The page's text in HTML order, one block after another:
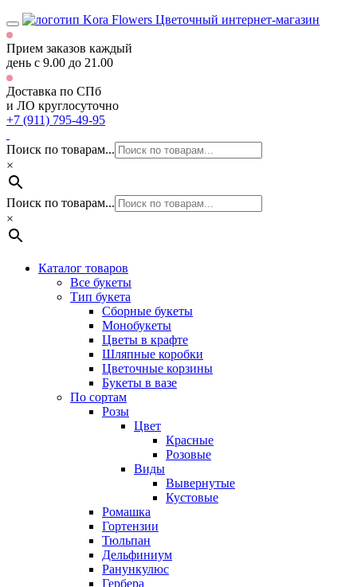
Цветочный интернет-магазин
Прием заказов каждый
день с 9.00 до 21.00
Доставка по СПб
и ЛО круглосуточно
+7 (911) 795-49-95
Поиск по товарам...
×
Поиск по товарам...
×
Каталог товаров
Все букеты
Тип букета
Сборные букеты
Монобукеты
Цветы в крафте
Шляпные коробки
Цветочные корзины
Букеты в вазе
По сортам
Розы
Цвет
Красные
Розовые
Виды
Вывернутые
Кустовые
Ромашка
Гортензии
Тюльпан
Дельфиниум
Ранункулюс
Гербера